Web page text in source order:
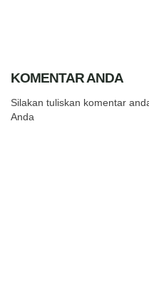
KOMENTAR ANDA
Silakan tuliskan komentar
Anda